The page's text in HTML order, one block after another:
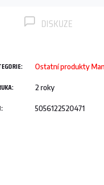
DISKUZE
: Ostatní produkty
: 2 roky
: 5056122520471